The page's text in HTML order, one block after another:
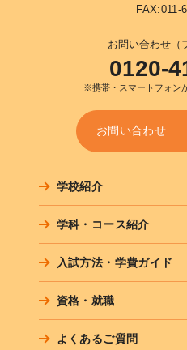
FAX:011-
お問い合わせ（
0120-
※携帯・スマートフォン
お問い合わせ
学校紹介
学科・コース紹介
入試方法・学費ガイド
資格・就職
よくあるご質問